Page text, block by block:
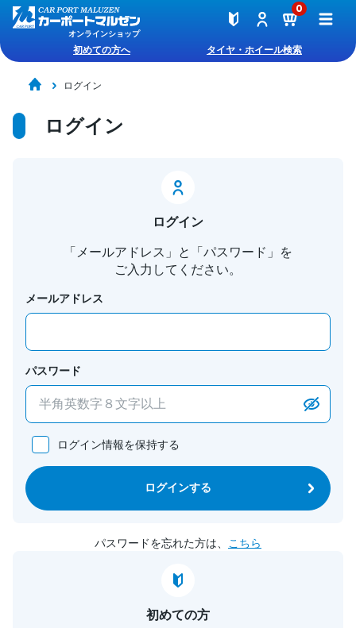
オンラインショップ
0
初めての方へ タイヤ・ホイール検索
ログイン
ログイン
ログイン
「メールアドレス」と「パスワード」を
ご入力してください。
メールアドレス
パスワード
ログイン情報を保持する
ログインする
パスワードを忘れた方は、 こちら
初めての方